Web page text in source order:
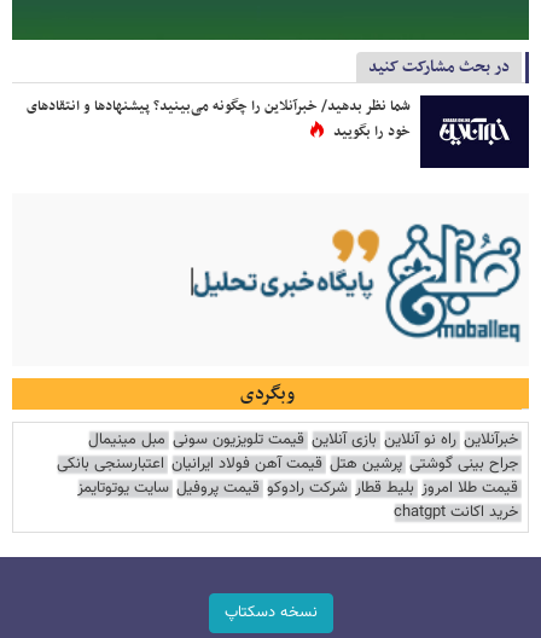
در بحث مشارکت کنید
شما نظر بدهید/ خبرآنلاین را چگونه می‌بینید؟ پیشنهادها و انتقادهای
خود را بگویید
وبگردی
خبرآنلاین راه نو آنلاین بازی آنلاین قیمت تلویزیون سونی مبل مینیمال
جراح بینی گوشتی پرشین هتل قیمت آهن فولاد ایرانیان اعتبارسنجی بانکی
قیمت طلا امروز بلیط قطار شرکت رادوکو قیمت پروفیل سایت یوتوتایمز
خرید اکانت chatgpt
نسخه دسکتاپ